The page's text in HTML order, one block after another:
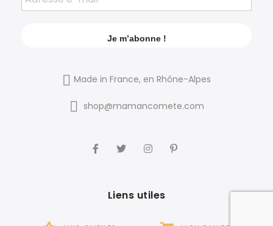
Made in France, en Rhône-Alpes
shop@mamancomete.com
Liens utiles